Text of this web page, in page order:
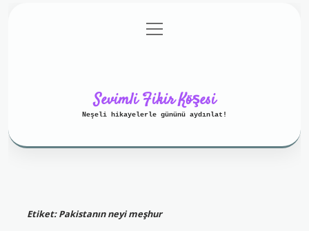
Gizlilik Politikası
menüyü
aç
Sevimli Fikir Köşesi
Neşeli hikayelerle gününü aydınlat!
Etiket:Pakistanın neyi meşhur